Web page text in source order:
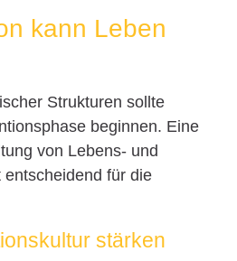
kann Leben
Strukturen sollte
beginnen. Eine
von Lebens- und
für die
stärken